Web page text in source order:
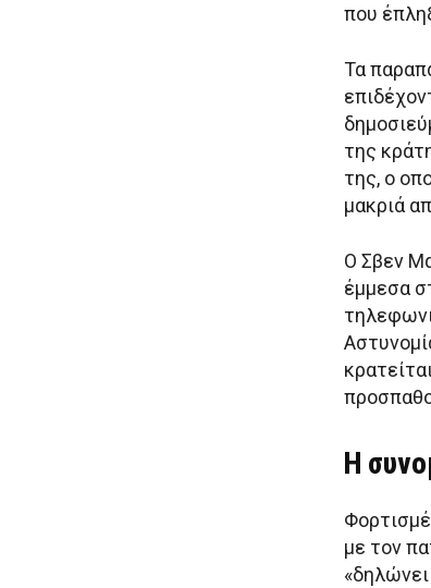
που
Τα
της
της, ο
μακριά
Ο Σβεν
έμμεσα
Η
με τον